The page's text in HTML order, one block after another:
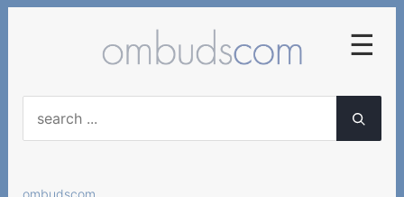
☰
Frühzeitige